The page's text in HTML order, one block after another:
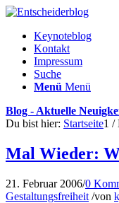
Keynoteblog
Kontakt
Impressum
Suche
Menü Menü
Blog - Aktuelle
Du bist hier: Startseite1 /
Mal Wieder:
21. Februar 2006/0
Gestaltungsfreiheit /von